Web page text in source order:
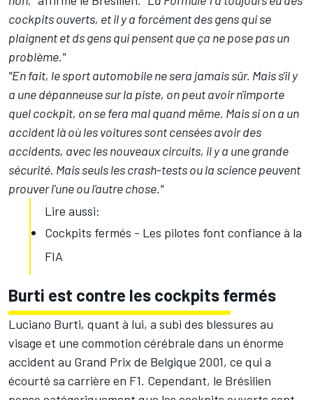
cockpits ouverts, et il y a forcément des gens qui se
plaignent et ds gens qui pensent que ça ne pose pas un
problème."
"En fait, le sport automobile ne sera jamais sûr. Mais s'il y
a une dépanneuse sur la piste, on peut avoir n'importe
quel cockpit, on se fera mal quand même. Mais si on a un
accident là où les voitures sont censées avoir des
accidents, avec les nouveaux circuits, il y a une grande
sécurité. Mais seuls les crash-tests ou la science peuvent
prouver l'une ou l'autre chose."
Lire aussi:
Cockpits fermés - Les pilotes font confiance à la
FIA
Burti est contre les cockpits fermés
Luciano Burti, quant à lui, a subi des blessures au
visage et une commotion cérébrale dans un énorme
accident au Grand Prix de Belgique 2001, ce qui a
écourté sa carrière en F1. Cependant, le Brésilien